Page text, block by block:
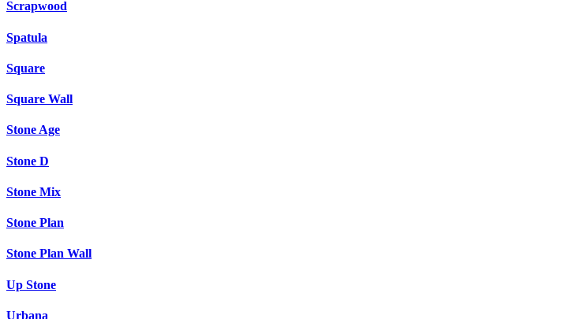
Scrapwood
Spatula
Square
Square Wall
Stone Age
Stone D
Stone Mix
Stone Plan
Stone Plan Wall
Up Stone
Urbana